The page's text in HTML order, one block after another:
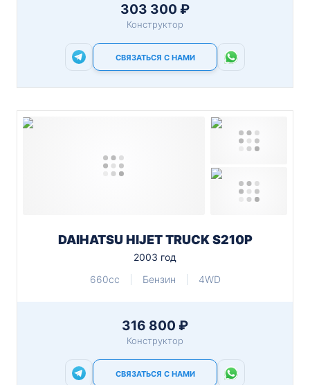
303 300 ₽
Конструктор
СВЯЗАТЬСЯ С НАМИ
DAIHATSU HIJET TRUCK S210P
2003 год
660cc
Бензин 4WD
316 800 ₽
Конструктор
СВЯЗАТЬСЯ С НАМИ